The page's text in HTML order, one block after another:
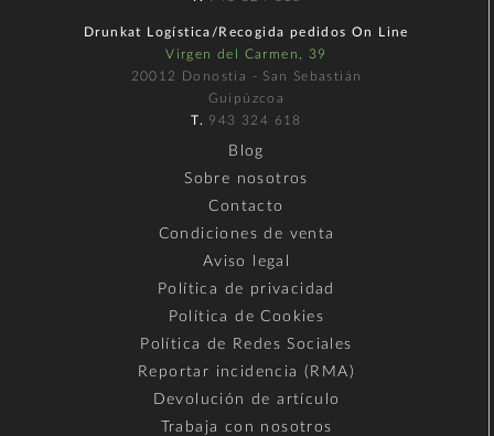
Drunkat Logística/Recogida pedidos On Line
Virgen del Carmen, 39
20012 Donostia - San Sebastián
Guipúzcoa
T. 943 324 618
Blog
Sobre nosotros
Contacto
Condiciones de venta
Aviso legal
Política de privacidad
Política de Cookies
Política de Redes Sociales
Reportar incidencia (RMA)
Devolución de artículo
Trabaja con nosotros